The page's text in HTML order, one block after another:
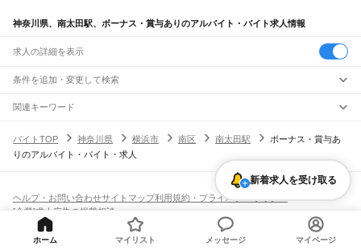
神奈川県、南太田駅、ボーナス・賞与ありのアルバイト・バイト求人情報
求人の詳細を表示
条件を追加・変更して検索
市区町村を追加・変更
神奈川県
すべて
横浜市 すべて
磯子区
川崎市すべて
川崎区
高津区多摩区
相模原市
駅を追加・変更
茅ケ崎駅 平塚駅大磯駅二宮駅国府津駅
JR南武線
川崎駅
鹿島田駅平間駅 武蔵小杉駅
武蔵新城駅
武蔵溝ノ口駅
久地駅宿河原駅 中野島駅稲田堤駅
八丁畷駅
職種を追加・変更
飲食・フードサービスすべて
ホールスタッフキッチンスタッフ
パン屋（ベーカリー）
フードカウンター販売員
バー（BAR）・バーテンダー
飲食店補助（開店・閉店準備） 飲食店（店長・マネージャー）
人気
日払いOK
学生歓迎 髪型・髪色自由
ネイルOK
ピアスOK
オープニングスタッフ
留学生・外国人活躍中
雇用形態を追加・変更
アルバイト・パート
都道府県を変更
関連キーワード
バイトTOP
神奈川県 横浜市 南区 南太田駅
ボーナス・賞与あ
りのアルバイト・バイト・求人
新着求人を受け取る
ヘルプ・お問い合わせサイトマップ利用規約・プライバシーポリシー
[企業]求人広告の掲載相談
ホーム マイリスト メッセージ マイページ